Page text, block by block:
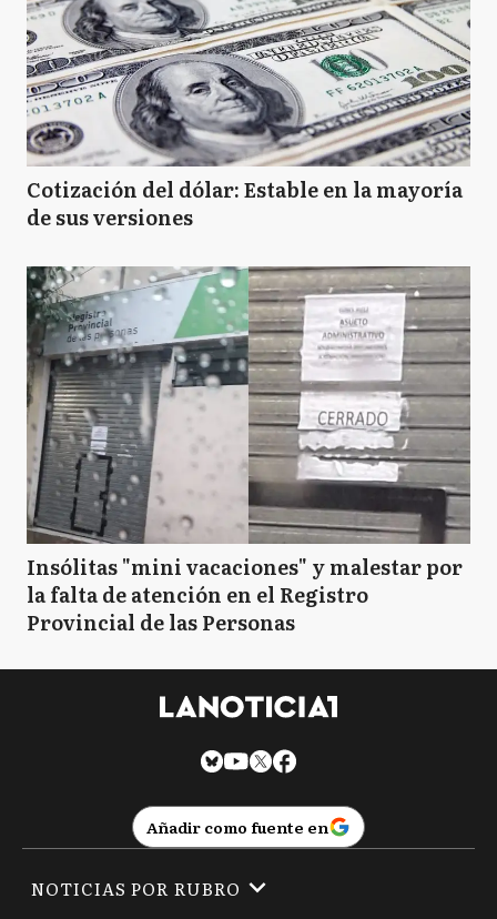
C Campana
C Cañuelas
CC Carlos Casares
C Castelli
C Chacabuco
C Chascomús
C Colón
Coronel Rosales
D
Cotización del dólar: Estable en la mayoría
de sus versiones
Insólitas "mini vacaciones" y malestar por
la falta de atención en el Registro
Provincial de las Personas
Añadir como fuente en
NOTICIAS POR RUBRO